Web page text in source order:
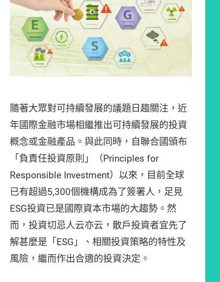
隨著大眾對可持續發展的議題日趨關注，近
年國際金融市場相繼推出可持續發展的投資
概念或金融產品。與此同時，自聯合國頒布
「負責任投資原則」（Principles for
Responsible Investment）以來，目前全球
已有超過5,300個機構成為了簽署人，足見
ESG投資已是國際資本市場的大趨勢。然
而，投資切忌人云亦云，散戶投資者宜先了
解甚麼是「ESG」、相關投資策略的特性及
風險，繼而作出合適的投資決定。